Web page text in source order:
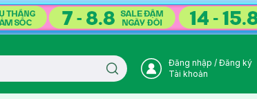
Search icon User Icon
Đăng nhập / Đăng ký
Tài khoản